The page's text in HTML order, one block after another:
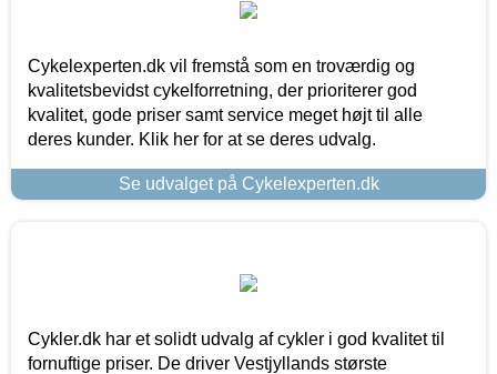
Cykelexperten.dk vil fremstå som en troværdig og
kvalitetsbevidst cykelforretning, der prioriterer god
kvalitet, gode priser samt service meget højt til alle
deres kunder. Klik her for at se deres udvalg.
Se udvalget på Cykelexperten.dk
Cykler.dk har et solidt udvalg af cykler i god kvalitet til
fornuftige priser. De driver Vestjyllands største